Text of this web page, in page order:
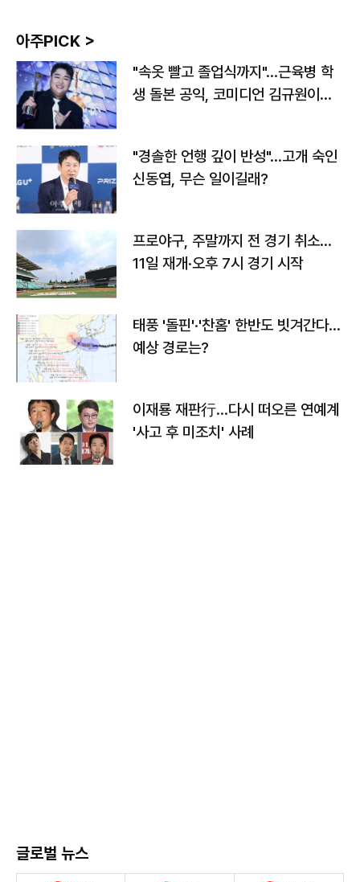
아주PICK >
"속옷 빨고 졸업식까지"…근육병 학
생 돌본 공익, 코미디언 김규원이었
"경솔한 언행 깊이 반성"…고개 숙인
신동엽, 무슨 일이길래?
프로야구, 주말까지 전 경기 취소…
11일 재개·오후 7시 경기 시작
태풍 '돌핀'·'찬홈' 한반도 빗겨간다…
예상 경로는?
이재룡 재판行…다시 떠오른 연예계
'사고 후 미조치' 사례
글로벌 뉴스